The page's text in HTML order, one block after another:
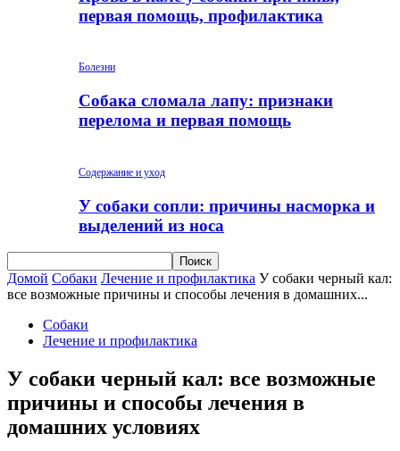
первая помощь, профилактика
Болезни
Собака сломала лапу: признаки
перелома и первая помощь
Содержание и уход
У собаки сопли: причины насморка и
выделений из носа
Домой Собаки Лечение и профилактика У собаки черный кал:
все возможные причины и способы лечения в домашних...
Собаки
Лечение и профилактика
У собаки черный кал: все возможные
причины и способы лечения в
домашних условиях